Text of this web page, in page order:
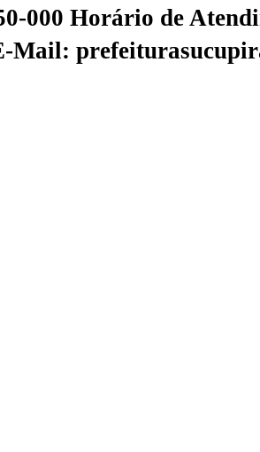
000 Horário de
Mail: